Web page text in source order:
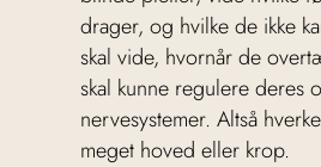
drager, og hvilke de ikke
skal vide, hvornår de
skal kunne regulere deres
nervesystemer. Altså
meget hoved eller krop.